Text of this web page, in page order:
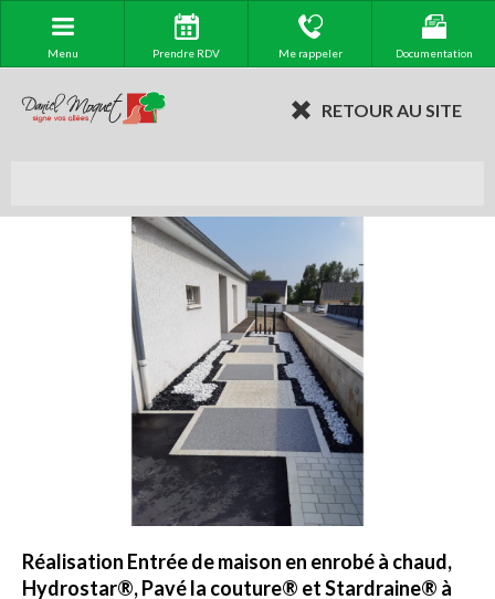
Menu Prendre RDV Me rappeler Documentation
RETOUR AU SITE
Réalisation Entrée de maison en enrobé à chaud,
Hydrostar®, Pavé la couture® et Stardraine® à